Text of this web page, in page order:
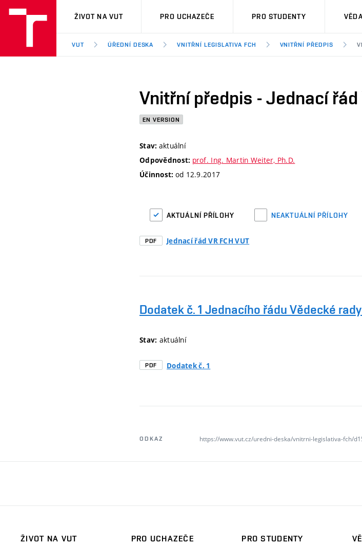
VUT
ŽIVOT NA VUT PRO UCHAZEČE PRO STUDENTY
VUT ÚŘEDNÍ DESKA VNITŘNÍ LEGISLATIVA FCH VNITŘNÍ PŘEDPIS
Vnitřní předpis - Jednací řád
EN VERSION
Stav: aktuální
Odpovědnost: prof. Ing. Martin Weiter, Ph.D.
Účinnost: od 12.9.2017
AKTUÁLNÍ PŘÍLOHY NEAKTUÁLNÍ PŘÍLOHY
PDF Jednací řád VR FCH VUT
Dodatek č. 1 Jednacího řádu Vědecké rady
Stav: aktuální
PDF Dodatek č. 1
ODKAZ https://www.vut.cz/uredni-deska/vnitrni-legislativa-fch/
ŽIVOT NA VUT
PRO UCHAZEČE
PRO STUDENTY